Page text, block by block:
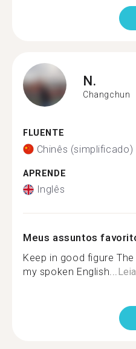
N.
Changchun
FLUENTE
Chinês (simplificado)
APRENDE
Inglês
Meus assuntos
Keep in good figure
my spoken English...